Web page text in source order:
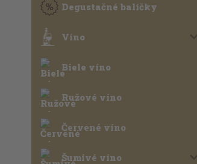
Degustačné balíčky
Víno
Biele víno
Ružové víno
Červené víno
Šumivé víno